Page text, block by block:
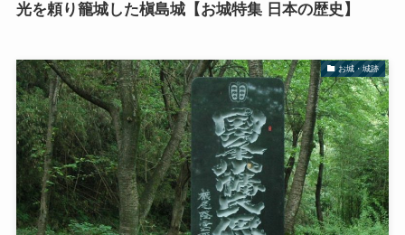
光を頼り籠城した槇島城【お城特集 日本の歴史】
お城・城跡